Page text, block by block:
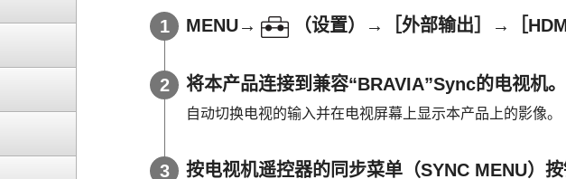
MENU→ （设置）→ ［外部输出］ → ［
将本产品连接到兼容“BRAVIA”Sync的电视机。
自动切换电视的输入并在电视屏幕上显示本产品上的影像。
按电视机遥控器的同步菜单（SYNC MENU）按